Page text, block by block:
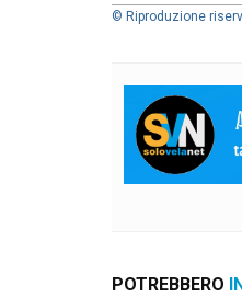
© Riproduzione
POTREBBERO